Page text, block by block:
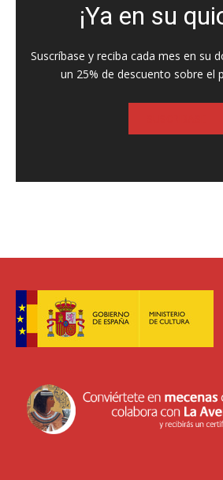
¡Ya en su
Suscríbase y reciba cada mes en su
un 25% de descuento sobre el